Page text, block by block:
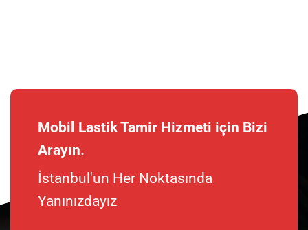
Mobil Lastik Tamir Hizmeti için Bizi
Arayın.
İstanbul'un Her Noktasında
Yanınızdayız